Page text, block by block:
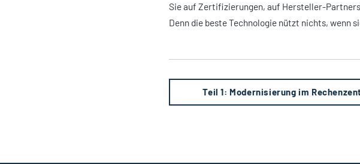
Sie auf Zertifizierungen, auf Hersteller-
Denn die beste Technologie nützt nichts, wenn
Teil 1: Modernisierung im